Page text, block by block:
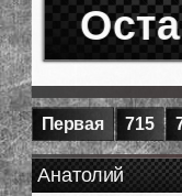
Первая 715
Анатолий